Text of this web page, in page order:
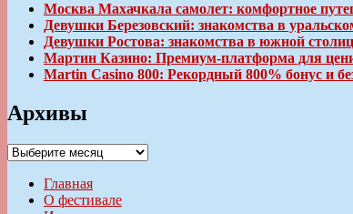
Москва Махачкала самолет: комфортное
Девушки Березовский: знакомства в
Девушки Ростова: знакомства в южной
Мартин Казино: Премиум-платформа для
Martin Casino 800: Рекордный 800% бонус и
Архивы
Архивы
Главная
О фестивале